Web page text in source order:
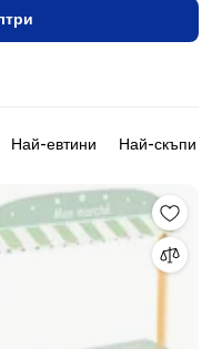
Най-евтини Най-скъпи